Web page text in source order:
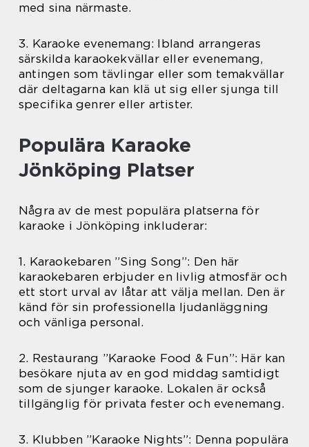
med sina närmaste.
3. Karaoke evenemang: Ibland arrangeras
särskilda karaokekvällar eller evenemang,
antingen som tävlingar eller som temakvällar
där deltagarna kan klä ut sig eller sjunga till
specifika genrer eller artister.
Populära Karaoke
Jönköping Platser
Några av de mest populära platserna för
karaoke i Jönköping inkluderar:
1. Karaokebaren ”Sing Song”: Den här
karaokebaren erbjuder en livlig atmosfär och
ett stort urval av låtar att välja mellan. Den är
känd för sin professionella ljudanläggning
och vänliga personal.
2. Restaurang ”Karaoke Food & Fun”: Här kan
besökare njuta av en god middag samtidigt
som de sjunger karaoke. Lokalen är också
tillgänglig för privata fester och evenemang.
3. Klubben ”Karaoke Nights”: Denna populära